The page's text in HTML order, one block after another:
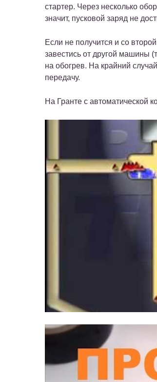
стартер. Через несколько
значит, пусковой заряд не
Если не получится и со
завестись от другой машины
на обогрев. На крайний
передачу.
На Гранте с автоматической